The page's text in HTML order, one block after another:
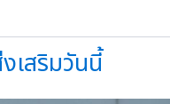
เสริมวันนี้